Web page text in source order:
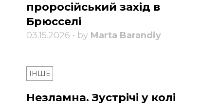
проросійський захід в
Брюсселі
03.15.2026 • by Marta Barandiy
ІНШЕ
Незламна. Зустрічі у колі